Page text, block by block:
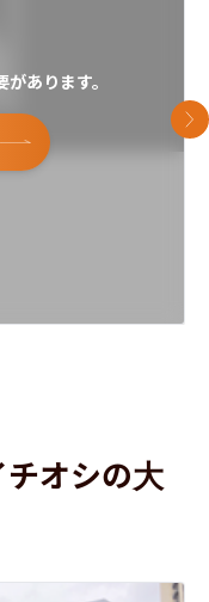
あります。
次
オシの大